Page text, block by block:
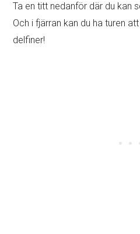
Ta en titt nedanför där du kan
Och i fjärran kan du ha turen
delfiner!